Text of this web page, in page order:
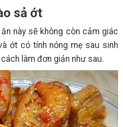
sả ớt
này sẽ không còn cảm giác
ớt có tính nóng mẹ sau sinh
làm đơn giản như sau.